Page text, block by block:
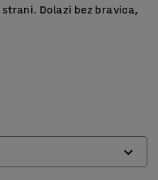
Dolazi bez bravica,